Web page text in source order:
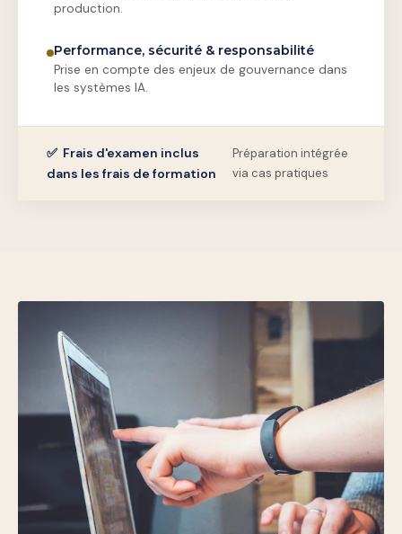
production.
Performance, sécurité & responsabilité
Prise en compte des enjeux de gouvernance dans
les systèmes IA.
✅ Frais d'examen inclus
dans les frais de formation
Préparation intégrée
via cas pratiques